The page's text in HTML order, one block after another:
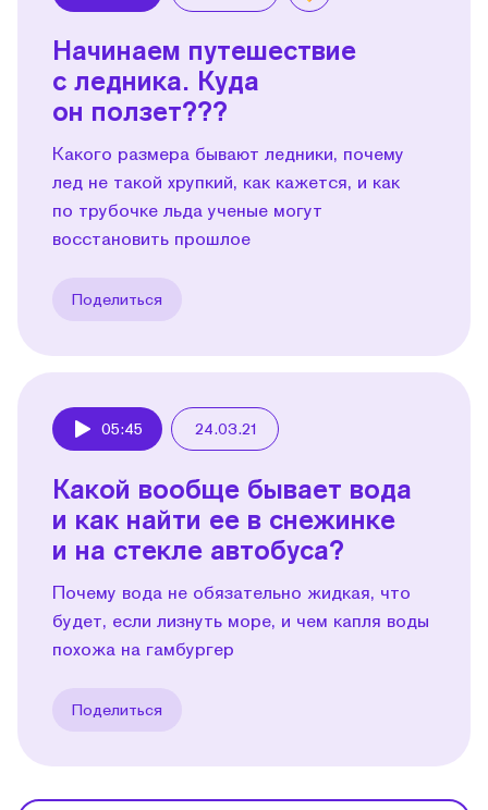
Начинаем путешествие
с ледника. Куда
он ползет???
Какого размера бывают ледники, почему
лед не такой хрупкий, как кажется, и как
по трубочке льда ученые могут
восстановить прошлое
Поделиться
05:45 24.03.21
Какой вообще бывает вода
и как найти ее в снежинке
и на стекле автобуса?
Почему вода не обязательно жидкая, что
будет, если лизнуть море, и чем капля воды
похожа на гамбургер
Поделиться